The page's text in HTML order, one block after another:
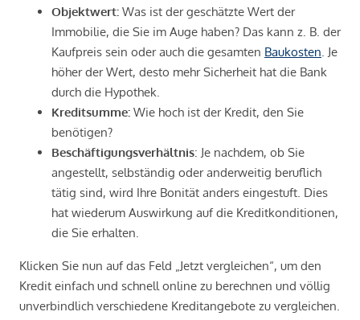
Objektwert: Was ist der geschätzte Wert der
Immobilie, die Sie im Auge haben? Das kann z. B. der
Kaufpreis sein oder auch die gesamten Baukosten . Je
höher der Wert, desto mehr Sicherheit hat die Bank
durch die Hypothek.
Kreditsumme: Wie hoch ist der Kredit, den Sie
benötigen?
Beschäftigungsverhältnis: Je nachdem, ob Sie
angestellt, selbständig oder anderweitig beruflich
tätig sind, wird Ihre Bonität anders eingestuft. Dies
hat wiederum Auswirkung auf die Kreditkonditionen,
die Sie erhalten.
Klicken Sie nun auf das Feld „Jetzt vergleichen“, um den
Kredit einfach und schnell online zu berechnen und völlig
unverbindlich verschiedene Kreditangebote zu vergleichen.